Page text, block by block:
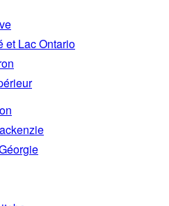
et Lac Ontario